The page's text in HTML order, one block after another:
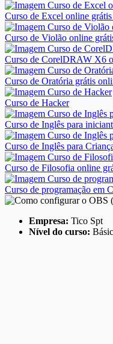
Curso de Excel online
Curso de Violão online
Curso de CorelDRAW X6
Curso de Oratória grátis
Curso de Hacker
Curso de Inglês para
Curso de Inglês para
Curso de Filosofia online
Curso de programação em
Empresa: Tico Spt
Nível do curso: